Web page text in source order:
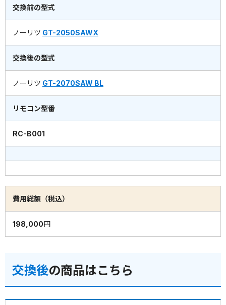
交換前の型式
ノーリツ GT-2050SAWX
交換後の型式
ノーリツ GT-2070SAW BL
リモコン型番
RC-B001
費用総額（税込）
198,000円
交換後の商品はこちら